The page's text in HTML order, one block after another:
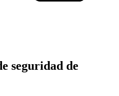
seguridad de